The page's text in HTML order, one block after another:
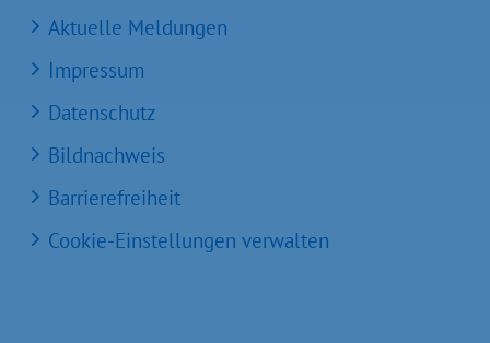
Aktuelle Meldungen
Impressum
Datenschutz
Bildnachweis
Barrierefreiheit
Cookie-Einstellungen verwalten